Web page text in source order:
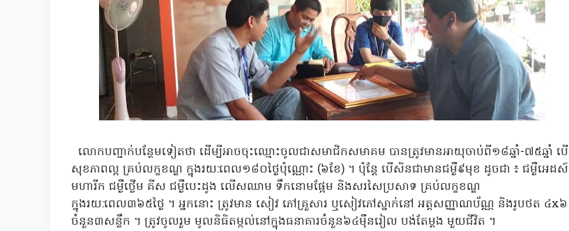
លោកបញ្ជាក់បន្ថែមទៀតថា ដើម្បីអាចចុះឈ្មោះចូលជាសមាជិកសមាគម បានត្រូវមានអាយុចាប់ពី១៨ឆ្នាំ-៧៥ឆ្នាំ បើ
សុខភាពល្អ គ្រប់លក្ខខណ្ឌ ក្នុងរយ:ពេល១៨០ថ្ងៃប៉ុណ្ណោះ (៦ខែ) ។ ប៉ុន្តែ បើសិនជាមានជម្ងឺ៩មុខ ដូចជា ៖ ជម្ងឺអេដស៍
មហារីក ជម្ងឺថ្លើម គីស ជម្ងឺបេះដូង លើសឈាម ទឹកនោមផ្អែម និងសរសៃប្រសាទ គ្រប់លក្ខខណ្ឌ
ក្នុងរយ:ពេល៣៦៥ថ្ងៃ ។ អ្នកនោះ ត្រូវមាន សៀវ ភៅគ្រួសារ ឬសៀវភៅស្នាក់នៅ អត្តសញ្ញាណប័ណ្ណ និងរូបថត ៤x៦
ចំនួន៣សន្លឹក ។ ត្រូវចូលរួម មូលនិធិតម្កល់នៅក្នុងធនាគារចំនួន៦៤ម៉ឺនរៀល បង់តែម្តង មួយជីវិត ។